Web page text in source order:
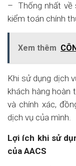
– Thống nhất về
kiểm toán chính
Xem thêm
Khi sử dụng dịch
khách hàng hoàn
và chính xác,
dịch vụ của mình.
Lợi ích khi sử
của AACS